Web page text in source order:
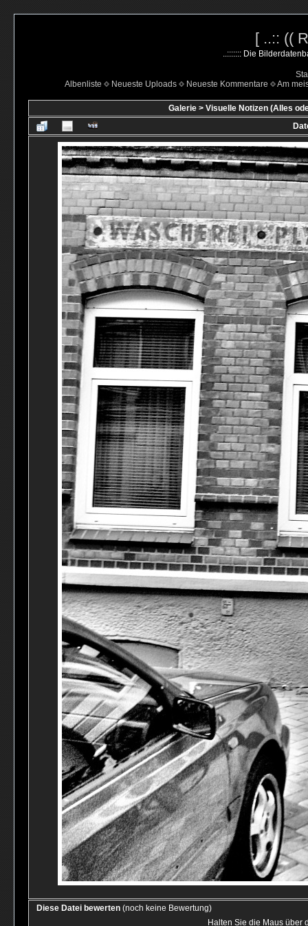
[ ..:: ((
..::::::: Die
Albenliste
Neueste Uploads Neueste Kommentare Am
Galerie> Visuelle Notizen (Alles
Diese Datei bewerten (noch keine Bewertung)
Halten Sie die Maus über